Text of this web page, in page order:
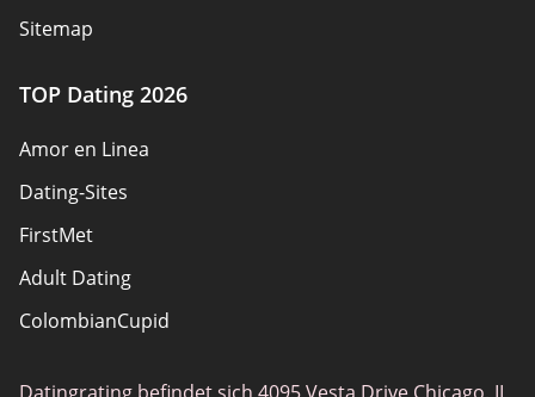
Sitemap
TOP Dating 2026
Amor en Linea
Dating-Sites
FirstMet
Adult Dating
ColombianCupid